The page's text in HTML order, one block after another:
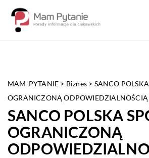
MAM-PYTANIE > Biznes > SANCO
OGRANICZONĄ ODPOWIEDZIALNOŚCIĄ
SANCO POLSKA
OGRANICZONĄ